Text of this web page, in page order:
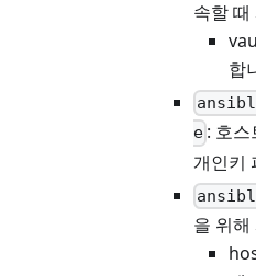
속할
합
e : 호스
개인키
을 위